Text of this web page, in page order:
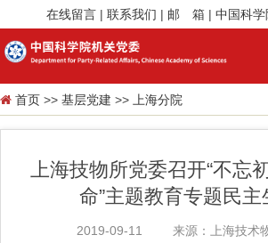
在线留言 | 联系我们 | 邮 箱 | 中国科学
首页 >> 基层党建 >> 上海分院
上海技物所党委召开“不忘
命”主题教育专题民主
2019-09-11
来源：上海技术